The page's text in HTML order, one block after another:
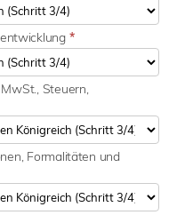
*
Steuern,
Formalitäten und